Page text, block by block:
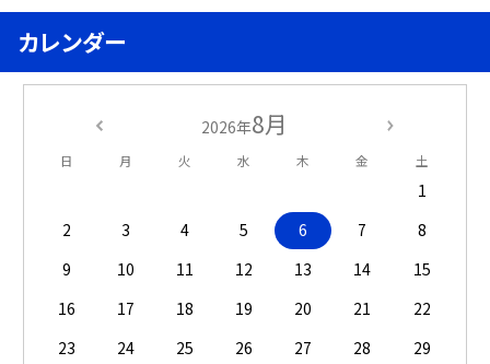
カレンダー
2026年8月
日 月 火 水 木 金 土
1
2
3 4 5 6 7
8
9
10 11 12 13 14
15
16
17 18 19 20 21
22
23
24 25 26 27 28
29